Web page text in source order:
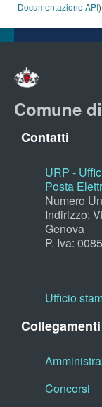
Documentazione API).
Comune
Contatti
URP -
Posta
Numero
Indirizzo:
Genova
P. Iva:
Ufficio
Concorsi